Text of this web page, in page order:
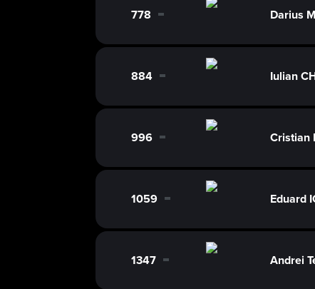
778 0 Darius
884 0 Iulian
996 0 Cristian
1059 0 Eduard
1347 0 Andrei